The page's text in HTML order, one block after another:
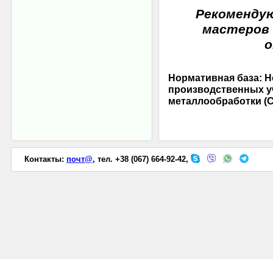
мастеров
Нормативная база:
производственных
металлообработки
Контакты: почт@, тел. +38 (067) 664-92-42,